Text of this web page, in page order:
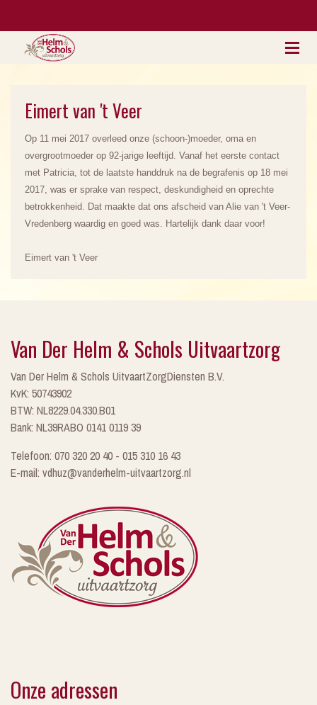
Eimert van 't Veer
Op 11 mei 2017 overleed onze (schoon-)moeder, oma en
overgrootmoeder op 92-jarige leeftijd. Vanaf het eerste contact
met Patricia, tot de laatste handdruk na de begrafenis op 18 mei
2017, was er sprake van respect, deskundigheid en oprechte
betrokkenheid. Dat maakte dat ons afscheid van Alie van 't Veer-
Vredenberg waardig en goed was. Hartelijk dank daar voor!
Eimert van 't Veer
Van Der Helm & Schols Uitvaartzorg
Van Der Helm & Schols UitvaartZorgDiensten B.V.
KvK: 50743902
BTW: NL8229.04.330.B01
Bank: NL39RABO 0141 0119 39
Telefoon: 070 320 20 40 - 015 310 16 43
E-mail: vdhuz@vanderhelm-uitvaartzorg.nl
Onze adressen